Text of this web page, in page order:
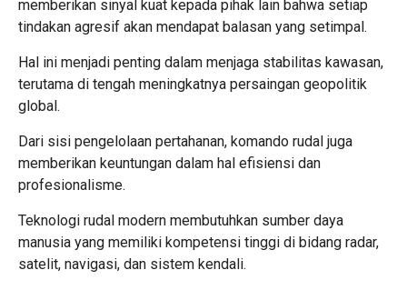
memberikan sinyal kuat kepada pihak lain bahwa setiap
tindakan agresif akan mendapat balasan yang setimpal.
Hal ini menjadi penting dalam menjaga stabilitas kawasan,
terutama di tengah meningkatnya persaingan geopolitik
global.
Dari sisi pengelolaan pertahanan, komando rudal juga
memberikan keuntungan dalam hal efisiensi dan
profesionalisme.
Teknologi rudal modern membutuhkan sumber daya
manusia yang memiliki kompetensi tinggi di bidang radar,
satelit, navigasi, dan sistem kendali.